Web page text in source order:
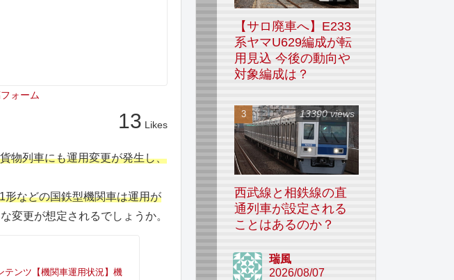
ォーム
13 Likes
貨物列車にも運用変更が発生し、
などの国鉄型機関車は運用が
変更が想定されるでしょうか。
テンツ【機関車運用状況】機
【サロ廃車へ】E233
系ヤマU629編成が転
用見込 今後の動向や
対象編成は？
西武線と相鉄線の直
通列車が設定される
ことはあるのか？
13390 views
瑞風
2026/08/07